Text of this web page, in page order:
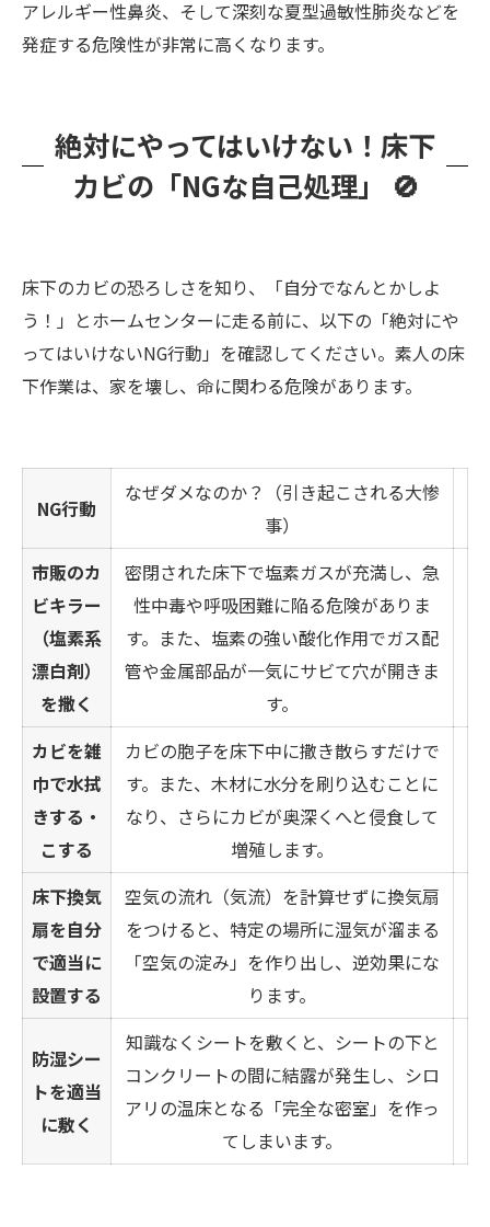
アレルギー性鼻炎、そして深刻な夏型過敏性肺炎などを
発症する危険性が非常に高くなります。
絶対にやってはいけない！床下
カビの「NGな自己処理」 🚫
床下のカビの恐ろしさを知り、「自分でなんとかしよ
う！」とホームセンターに走る前に、以下の「絶対にや
ってはいけないNG行動」を確認してください。素人の床
下作業は、家を壊し、命に関わる危険があります。
NG行動
なぜダメなのか？（引き起こされる大惨
事）
市販のカ
ビキラー
（塩素系
漂白剤）
を撒く
密閉された床下で塩素ガスが充満し、急
性中毒や呼吸困難に陥る危険がありま
す。また、塩素の強い酸化作用でガス配
管や金属部品が一気にサビて穴が開きま
す。
カビを雑
巾で水拭
きする・
こする
カビの胞子を床下中に撒き散らすだけで
す。また、木材に水分を刷り込むことに
なり、さらにカビが奥深くへと侵食して
増殖します。
床下換気
扇を自分
で適当に
設置する
空気の流れ（気流）を計算せずに換気扇
をつけると、特定の場所に湿気が溜まる
「空気の淀み」を作り出し、逆効果にな
ります。
防湿シー
トを適当
に敷く
知識なくシートを敷くと、シートの下と
コンクリートの間に結露が発生し、シロ
アリの温床となる「完全な密室」を作っ
てしまいます。